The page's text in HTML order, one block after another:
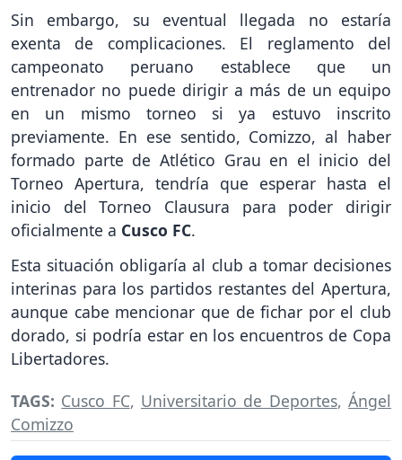
Sin embargo, su eventual llegada no estaría
exenta de complicaciones. El reglamento del
campeonato peruano establece que un
entrenador no puede dirigir a más de un equipo
en un mismo torneo si ya estuvo inscrito
previamente. En ese sentido, Comizzo, al haber
formado parte de Atlético Grau en el inicio del
Torneo Apertura, tendría que esperar hasta el
inicio del Torneo Clausura para poder dirigir
oficialmente a Cusco FC.
Esta situación obligaría al club a tomar decisiones
interinas para los partidos restantes del Apertura,
aunque cabe mencionar que de fichar por el club
dorado, si podría estar en los encuentros de Copa
Libertadores.
TAGS: Cusco FC, Universitario de Deportes,Ángel
Comizzo